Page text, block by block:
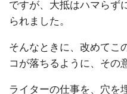
ですが、大抵はハマらず
られました。
そんなときに、改めてこ
コが落ちるように、その
ライターの仕事を、穴を